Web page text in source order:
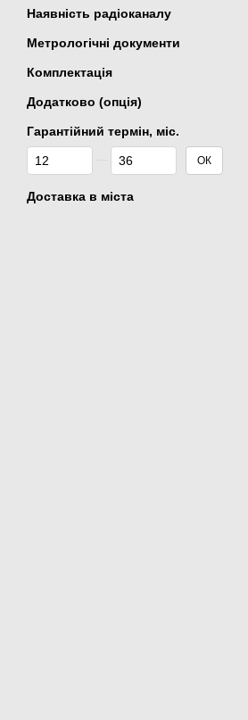
Наявність радіоканалу
Метрологічні документи
Комплектація
Додатково (опція)
Гарантійний термін, міс.
Від Гарантійний термін, міс.
До Гарантійний термін, міс. ОК
Доставка в міста